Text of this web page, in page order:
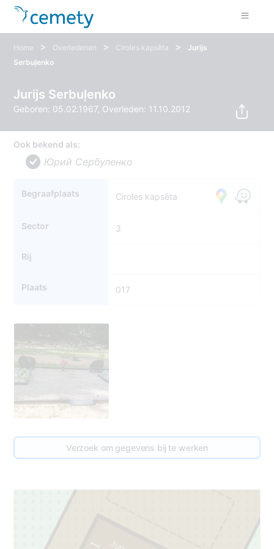
Home > Overledenen > Ciroles kapsēta >
Jurijs
Serbuļenko
Jurijs Serbuļenko
Geboren: 05.02.1967, Overleden: 11.10.2012
Ook bekend als:
Юрий Cербуленко
Begraafplaats Ciroles kapsēta
Sector 3
Rij
Plaats 017
Verzoek om gegevens bij te werken
1